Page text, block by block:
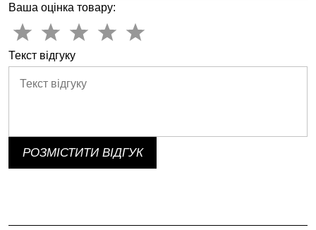
Ваша оцінка товару:
Текст відгуку
РОЗМІСТИТИ ВІДГУК